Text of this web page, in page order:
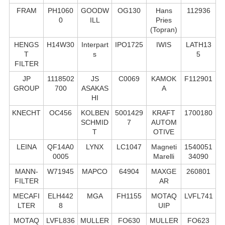
FRAM
PH1060
0
GOODW
ILL
OG130
Hans
Pries
(Topran)
112936
HENGS
T
FILTER
H14W30
Interpart
s
IPO1725 IWIS
LATH13
5
JP
GROUP
1118502
700
JS
ASAKAS
HI
C0069
KAMOK
A
F112901
KNECHT OC456
KOLBEN
SCHMID
T
5001429
7
KRAFT
AUTOM
OTIVE
1700180
LEINA
QF14A0
0005
LYNX LC1047
Magneti
Marelli
1540051
34090
MANN-
FILTER
W71945 MAPCO 64904
MAXGE
AR
260801
MECAFI
LTER
ELH442
8
MGA FH1155
MOTAQ
UIP
LVFL741
MOTAQ
LVFL836
MULLER
FO630
MULLER
FO623